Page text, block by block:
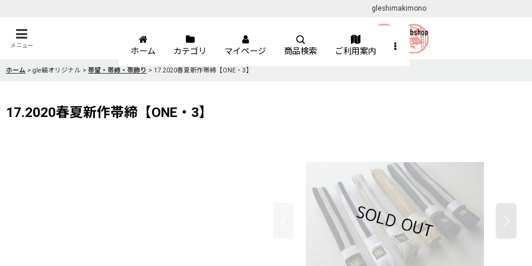
gleshimakimono
メニュー
ホーム カテゴリ マイページ 商品検索 ご利用案内
ホーム > gle縞オリジナル > 帯留・帯締・帯飾り > 17.2020春夏新作帯締【ONE・3】
17.2020春夏新作帯締【ONE・3】